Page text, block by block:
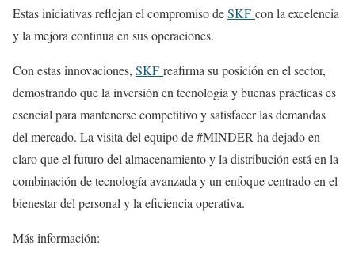
Estas iniciativas reflejan el compromiso deSKF con la excelencia
y la mejora continua en sus operaciones.
Con estas innovaciones, SKF reafirma su posición en el sector,
demostrando que la inversión en tecnología y buenas prácticas es
esencial para mantenerse competitivo y satisfacer las demandas
del mercado. La visita del equipo de #MINDER ha dejado en
claro que el futuro del almacenamiento y la distribución está en la
combinación de tecnología avanzada y un enfoque centrado en el
bienestar del personal y la eficiencia operativa.
Más información: